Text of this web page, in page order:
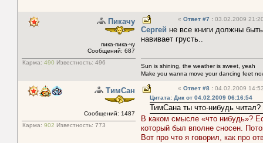
Пикачу
пика-пика-чу
Сообщений: 687
Карма: 490 Известность: 496
« Ответ #7 : 03.02.2009
Сергей не все книги должны
навивает грусть..
Sun is shining, the weather is sweet, yeah
Make you wanna move your dancing feet
ТимСан
Сообщений: 1487
Карма: 902 Известность: 773
« Ответ #8 : 04.02.2009
Цитата: Дик от 04.02.2009 06:16:54
ТимСана ты что-нибудь читал?
В каком смысле «что нибудь»?
который был вполне сносен.
Вот про что я говорил, как про